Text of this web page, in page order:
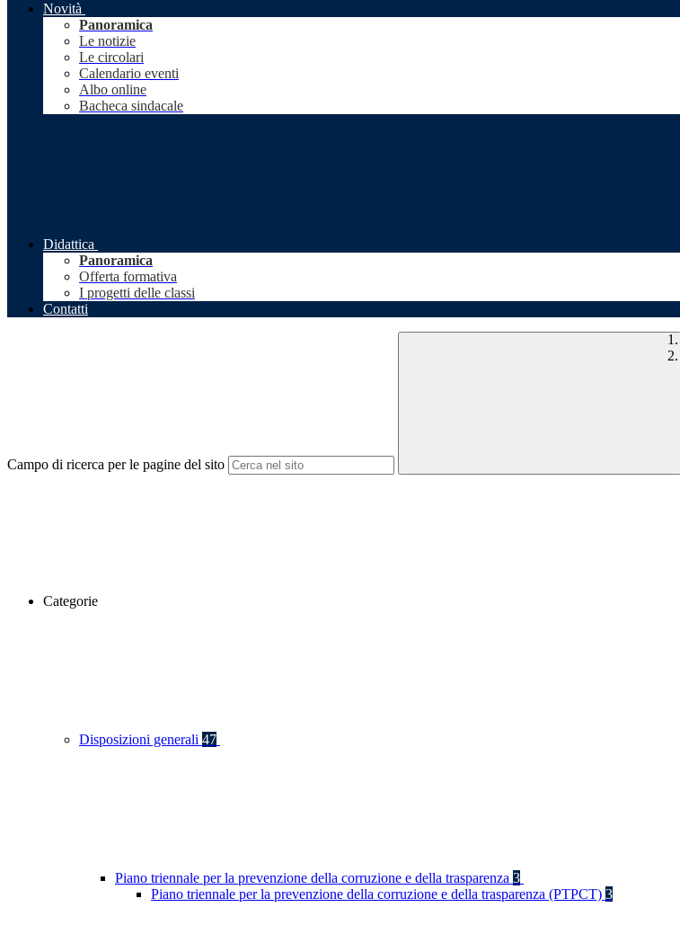
Novità
Panoramica
Le notizie
Le circolari
Calendario eventi
Albo online
Bacheca sindacale
Didattica
Panoramica
Offerta formativa
I progetti delle classi
Contatti
Campo di ricerca per le pagine del sito
Categorie
Disposizioni generali 47
Piano triennale per la prevenzione della corruzione e della trasparenza 3
Piano triennale per la prevenzione della corruzione e della trasparenza (PTPCT) 3